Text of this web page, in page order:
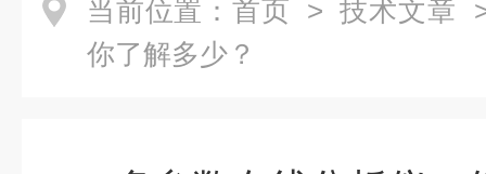
当前位置： 首页 > 技术文章
你了解多少？